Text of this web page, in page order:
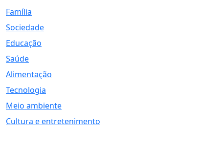
Família
Sociedade
Educação
Saúde
Alimentação
Tecnologia
Meio ambiente
Cultura e entretenimento